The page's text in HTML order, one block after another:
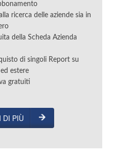
ricerca delle aziende sia in
della Scheda Azienda
di singoli Report su
estere
gratuiti
DI PIÙ